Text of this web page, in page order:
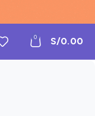
0 S/0.00